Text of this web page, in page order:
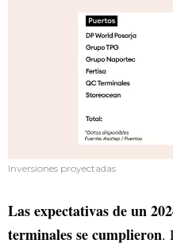
Inversiones proyectadas
Las expectativas de un
terminales se cumplieron.